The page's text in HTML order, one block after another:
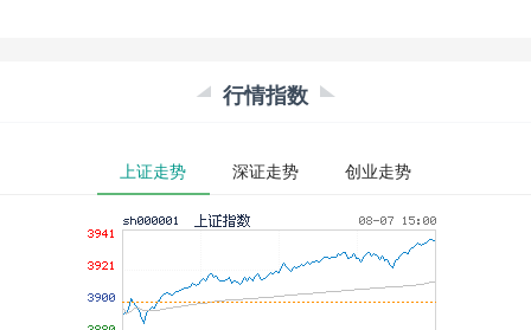
行情指数
上证走势 深证走势 创业走势